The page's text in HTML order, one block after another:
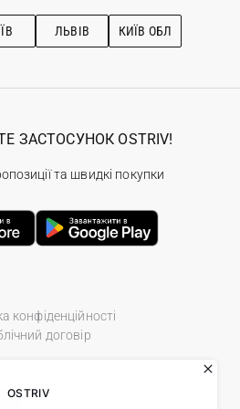
з догляду
ЛЬВІВ КИЇВ ОБЛ
конфіденційності
договір
ЗАСТОСУНОК OSTRIV!
та швидкі покупки